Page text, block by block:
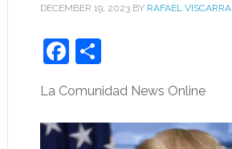
DECEMBER 19, 2023BY RAFAEL VISCARRA
Facebook
Share
La Comunidad News Online